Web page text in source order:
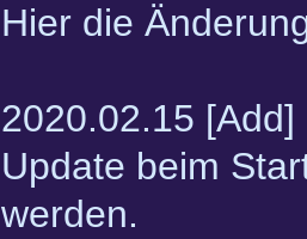
Hier die
2020.02.15
Update beim
werden.